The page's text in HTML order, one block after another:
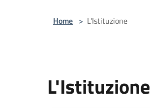
Home > L'Istituzione
L'Istituzione